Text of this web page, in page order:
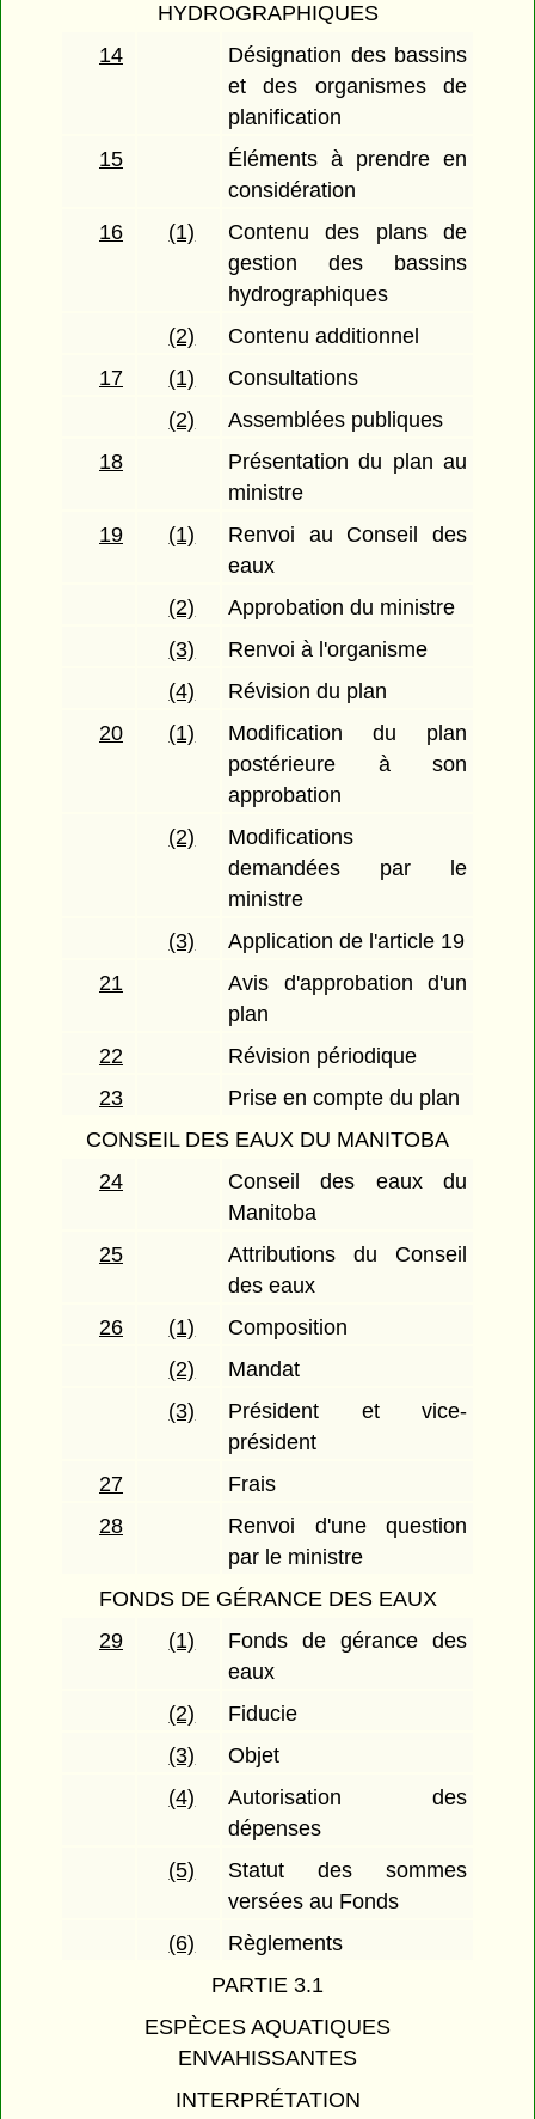
HYDROGRAPHIQUES
14
Désignation des bassins
et des organismes de
planification
15
Éléments à prendre en
considération
16
(1)
Contenu des plans de
gestion des bassins
hydrographiques
(2)
Contenu additionnel
17
(1)
Consultations
(2)
Assemblées publiques
18
Présentation du plan au
ministre
19
(1)
Renvoi au Conseil des
eaux
(2)
Approbation du ministre
(3)
Renvoi à l'organisme
(4)
Révision du plan
20
(1)
Modification du plan
postérieure à son
approbation
(2)
Modifications
demandées par le
ministre
(3)
Application de l'article 19
21
Avis d'approbation d'un
plan
22
Révision périodique
23
Prise en compte du plan
CONSEIL DES EAUX DU MANITOBA
24
Conseil des eaux du
Manitoba
25
Attributions du Conseil
des eaux
26
(1)
Composition
(2)
Mandat
(3)
Président et vice-
président
27
Frais
28
Renvoi d'une question
par le ministre
FONDS DE GÉRANCE DES EAUX
29
(1)
Fonds de gérance des
eaux
(2)
Fiducie
(3)
Objet
(4)
Autorisation des
dépenses
(5)
Statut des sommes
versées au Fonds
(6)
Règlements
PARTIE 3.1
ESPÈCES AQUATIQUES
ENVAHISSANTES
INTERPRÉTATION